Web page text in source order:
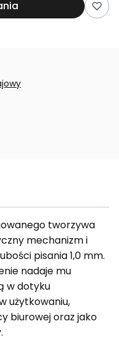
tworzywa
mechanizm i
pisania 1,0 mm.
nadaje mu
w dotyku
użytkowaniu,
biurowej oraz jako